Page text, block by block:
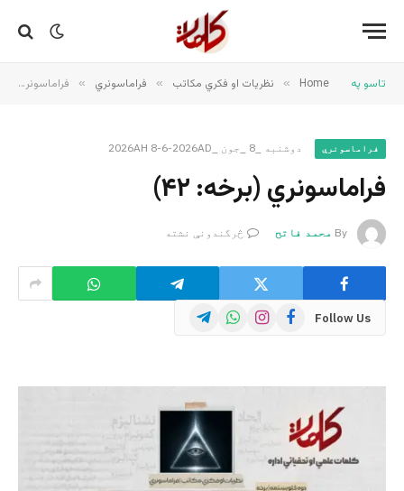
تاسو په Home
» نظریات او فکري مکاتب » فراماسونري » فراماسونري (برخه: ۴۲)
فراماسونري دوشنبه _8 _جون _2026AH 8-6-2026AD
فراماسونري (برخه: ۴۲)
By محمد فاتح څرگندونې نشته
Follow Us
Facebook
Instagram
WhatsApp
Telegram